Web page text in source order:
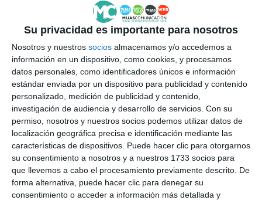
Su privacidad es importante para nosotros
Nosotros y nuestros socios almacenamos y/o accedemos a
información en un dispositivo, como cookies, y procesamos
datos personales, como identificadores únicos e información
estándar enviada por un dispositivo para publicidad y contenido
personalizado, medición de publicidad y contenido,
investigación de audiencia y desarrollo de servicios. Con su
permiso, nosotros y nuestros socios podemos utilizar datos de
localización geográfica precisa e identificación mediante las
características de dispositivos. Puede hacer clic para otorgarnos
su consentimiento a nosotros y a nuestros 1733 socios para
que llevemos a cabo el procesamiento previamente descrito. De
forma alternativa, puede hacer clic para denegar su
consentimiento o acceder a información más detallada y
Itinerarios alternativos
La calle Marbella es una de las principales arterias
de comunicación de La Cala, por lo que estos
trabajos han obligado a realizar cambios para
garantizar la seguridad en la zona. En cuanto a los
cambios de circulación, desde el Ayuntamiento
recuerdan que se ha establecido un itinerario
alternativo de acceso a calle Reina Fabiola y calle
Antequera, mientras que el acceso a calle Cártama
se hará por la calle Benarrabá o por la calle
Estepona. Todo estos cambios han sido